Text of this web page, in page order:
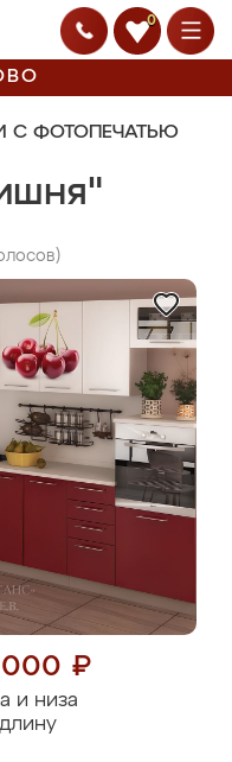
0
С ФОТОПЕЧАТЬЮ
000 ₽
и низа